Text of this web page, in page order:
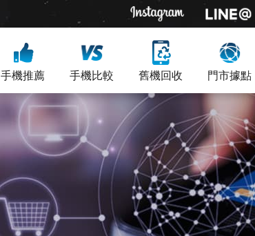
手機推薦 手機比較 舊機回收 門市據點